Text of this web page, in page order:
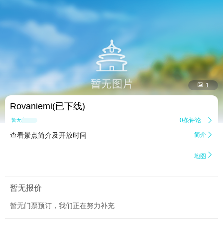
 1
Rovaniemi(已下线)
暂无点评 0条评论 
查看景点简介及开放时间 简介 
地图 
暂无报价
暂无门票预订，我们正在努力补充